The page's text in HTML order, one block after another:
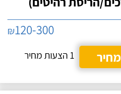
₪120-300
1 הצעות מחיר